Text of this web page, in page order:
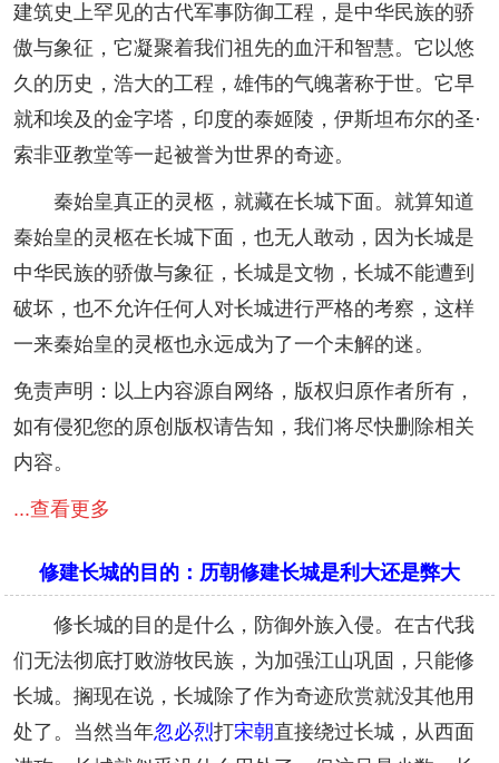
建筑史上罕见的古代军事防御工程，是中华民族的骄
傲与象征，它凝聚着我们祖先的血汗和智慧。它以悠
久的历史，浩大的工程，雄伟的气魄著称于世。它早
就和埃及的金字塔，印度的泰姬陵，伊斯坦布尔的圣·
索非亚教堂等一起被誉为世界的奇迹。
秦始皇真正的灵柩，就藏在长城下面。就算知道
秦始皇的灵柩在长城下面，也无人敢动，因为长城是
中华民族的骄傲与象征，长城是文物，长城不能遭到
破坏，也不允许任何人对长城进行严格的考察，这样
一来秦始皇的灵柩也永远成为了一个未解的迷。
免责声明：以上内容源自网络，版权归原作者所有，
如有侵犯您的原创版权请告知，我们将尽快删除相关
内容。
...查看更多
修建长城的目的：历朝修建长城是利大还是弊大
修长城的目的是什么，防御外族入侵。在古代我
们无法彻底打败游牧民族，为加强江山巩固，只能修
长城。搁现在说，长城除了作为奇迹欣赏就没其他用
处了。当然当年忽必烈打宋朝直接绕过长城，从西面